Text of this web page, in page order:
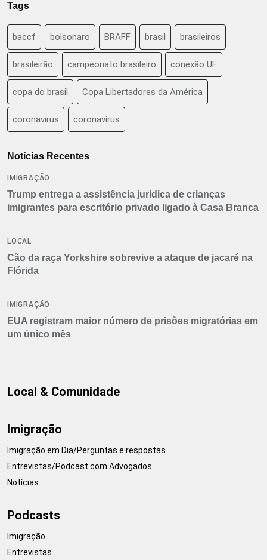
Tags
baccf bolsonaro BRAFF brasil brasileiros
brasileirão campeonato brasileiro conexão UF
copa do brasil Copa Libertadores da América
coronavirus coronavírus
Notícias Recentes
IMIGRAÇÃO
Trump entrega a assistência jurídica de crianças
imigrantes para escritório privado ligado à Casa Branca
LOCAL
Cão da raça Yorkshire sobrevive a ataque de jacaré na
Flórida
IMIGRAÇÃO
EUA registram maior número de prisões migratórias em
um único mês
Local & Comunidade
Imigração
Imigração em Dia/Perguntas e respostas
Entrevistas/Podcast com Advogados
Notícias
Podcasts
Imigração
Entrevistas